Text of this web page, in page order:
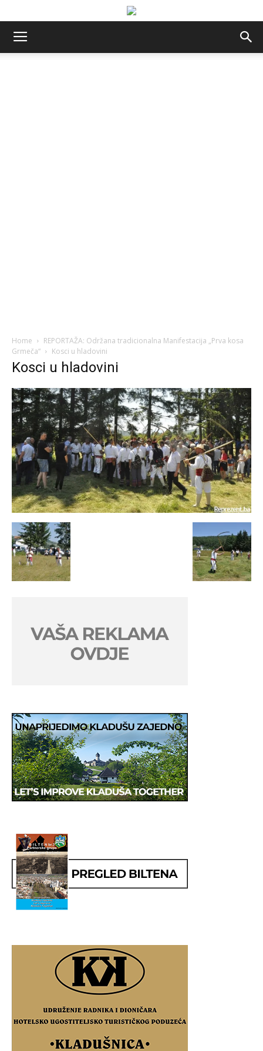
Home
REPORTAŽA: Održana tradicionalna Manifestacija „Prva kosa
Grmeča“
Kosci u hladovini
Kosci u hladovini